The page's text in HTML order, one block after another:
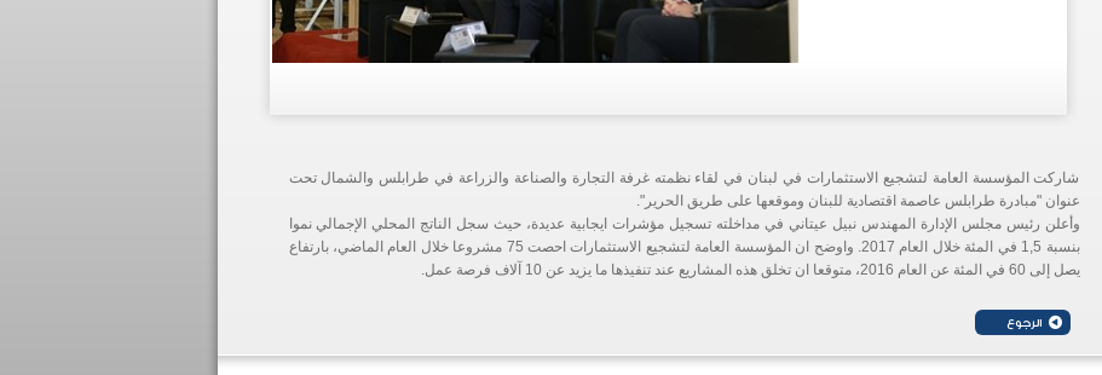
شاركت المؤسسة العامة لتشجيع الاستثمارات في لبنان في لقاء نظمته غرفة التجارة والصناعة والزراعة في طرابلس والشمال تحت
عنوان "مبادرة طرابلس عاصمة اقتصادية للبنان وموقعها على طريق الحرير".
وأعلن رئيس مجلس الإدارة المهندس نبيل عيتاني في مداخلته تسجيل مؤشرات ايجابية عديدة، حيث سجل الناتج المحلي الإجمالي نموا
بنسبة 1,5 في المئة خلال العام 2017. واوضح ان المؤسسة العامة لتشجيع الاستثمارات احصت 75 مشروعا خلال العام الماضي، بارتفاع
يصل إلى 60 في المئة عن العام 2016، متوقعا ان تخلق هذه المشاريع عند تنفيذها ما يزيد عن 10 آلاف فرصة عمل.